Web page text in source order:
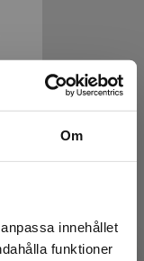
Om
innehållet
funktioner